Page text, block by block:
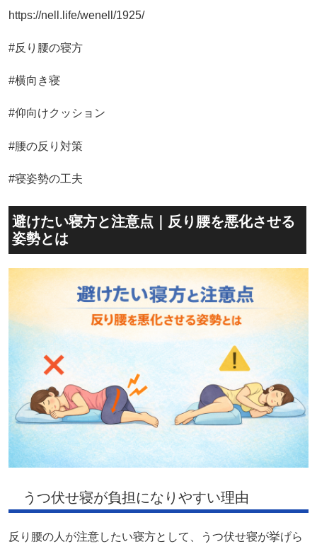
https://nell.life/wenell/1925/
#反り腰の寝方
#横向き寝
#仰向けクッション
#腰の反り対策
#寝姿勢の工夫
避けたい寝方と注意点｜反り腰を悪化させる
姿勢とは
うつ伏せ寝が負担になりやすい理由
反り腰の人が注意したい寝方として、うつ伏せ寝が挙げら